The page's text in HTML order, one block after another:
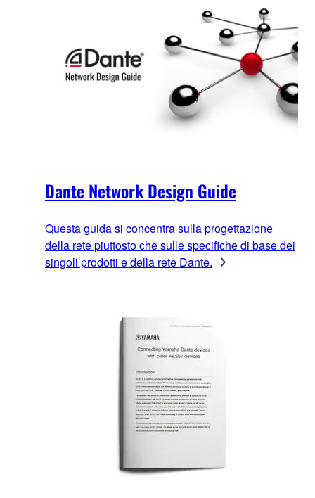
Dante Network Design Guide
Questa guida si concentra sulla progettazione
della rete piuttosto che sulle specifiche di base dei
singoli prodotti e della rete Dante.